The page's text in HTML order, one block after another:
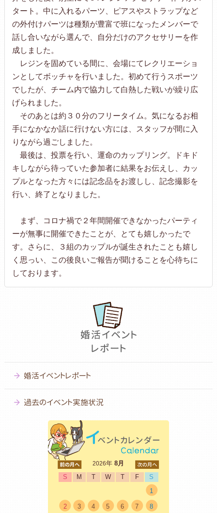
タート。中に入れるパーツ、ピアスやストラップなど
の外付けパーツは種類が豊富で班になったメンバーで
話し合いながら選んで、自分だけのアクセサリーを作
成しました。
レジンを固めている間に、会場にてレクリエーショ
ンとしてボッチャを行いました。初めて行うスポーツ
でしたが、チーム内で協力して白熱した戦いが繰り広
げられました。
そのあとは約３０分のフリータイム。気になるお相
手になかなか話に行けない方には、スタッフが間に入
りながら過ごしました。
最後は、投票を行い、運命のカップリング。ドキド
キしながら待っていた参加者に結果をお伝えし、カッ
プルとなった方々には記念品をお渡しし、記念撮影を
行い、終了となりました。
まず、コロナ禍で２年間開催できなかったパーティ
ーが無事に開催できたことが、とても嬉しかったで
す。さらに、３組のカップルが誕生されたことも嬉し
く思っい、この後良いご報告が聞けることを心待ちに
しております。
婚活イベントレポート
過去のイベント実施状況
2026年8月
S
M T W T F
S
1
2 3 4 5 6 7 8